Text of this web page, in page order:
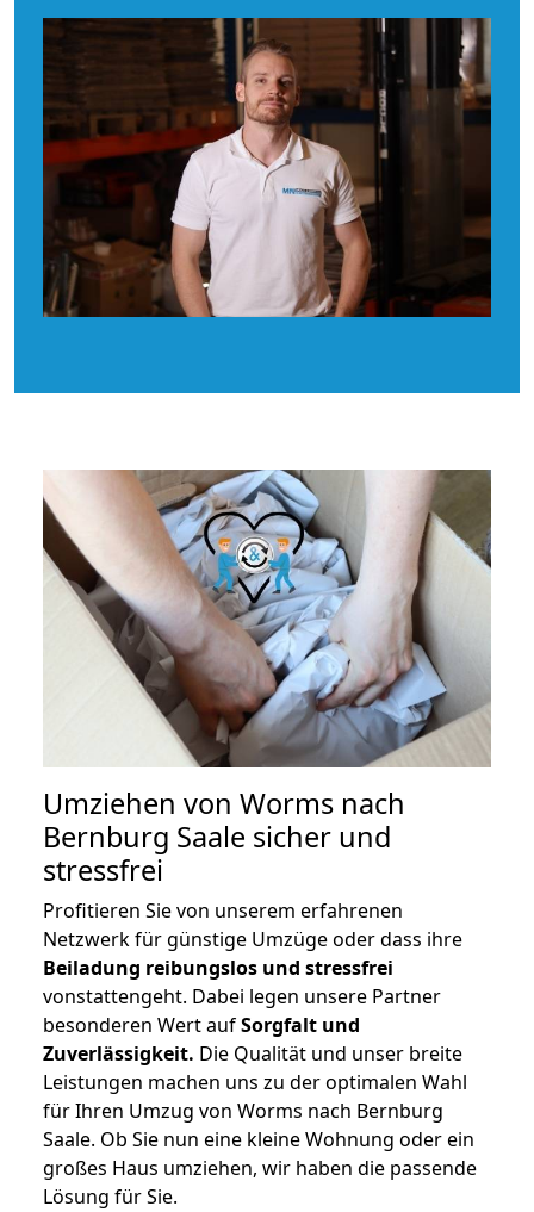
Umziehen von Worms nach
Bernburg Saale sicher und
stressfrei
Profitieren Sie von unserem erfahrenen
Netzwerk für günstige Umzüge oder dass ihre
Beiladung reibungslos und stressfrei
vonstattengeht. Dabei legen unsere Partner
besonderen Wert aufSorgfalt und
Zuverlässigkeit. Die Qualität und unser breite
Leistungen machen uns zu der optimalen Wahl
für Ihren Umzug von Worms nach Bernburg
Saale. Ob Sie nun eine kleine Wohnung oder ein
großes Haus umziehen, wir haben die passende
Lösung für Sie.